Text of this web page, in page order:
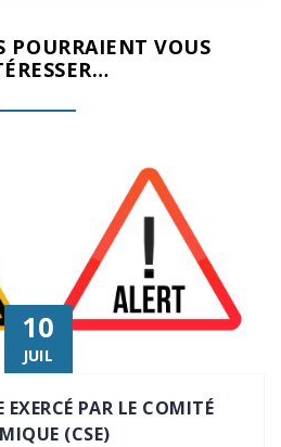
POURRAIENT VOUS
10
JUIL
PAR LE COMITÉ
(CSE)